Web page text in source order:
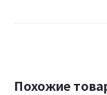
Похожие